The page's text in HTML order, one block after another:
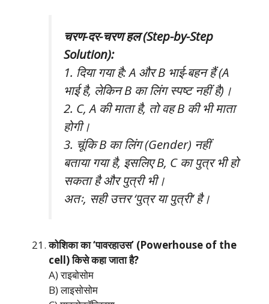
चरण-दर-चरण हल (Step-by-Step
Solution):
1. दिया गया है: A और B भाई-बहन हैं (A
भाई है, लेकिन B का लिंग स्पष्ट नहीं है)।
2. C, A की माता है, तो वह B की भी माता
होगी।
3. चूंकि B का लिंग (Gender) नहीं
बताया गया है, इसलिए B, C का पुत्र भी हो
सकता है और पुत्री भी।
अतः, सही उत्तर ‘पुत्र या पुत्री’ है।
कोशिका का ‘पावरहाउस’ (Powerhouse of the
cell) किसे कहा जाता है?
A) राइबोसोम
B) लाइसोसोम